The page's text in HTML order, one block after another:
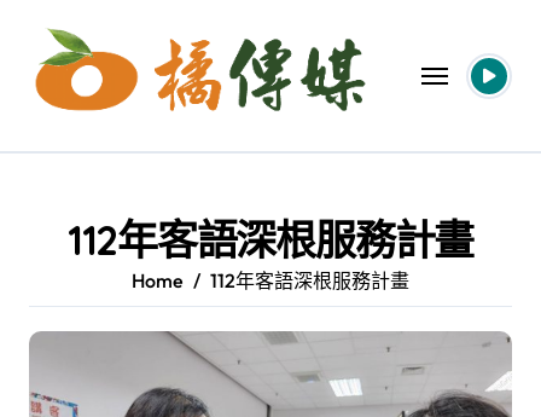
content
112年客語深根服務計畫
Home 112年客語深根服務計畫